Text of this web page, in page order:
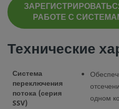
РАБОТЕ С
Технические
Система
переключения
потока (серия
SSV)
одном